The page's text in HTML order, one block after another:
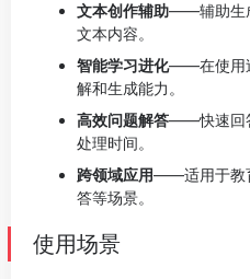
文本创作辅助——辅助生
文本内容。
智能学习进化——在使用
解和生成能力。
高效问题解答——快速回
处理时间。
跨领域应用——适用于教
答等场景。
使用场景